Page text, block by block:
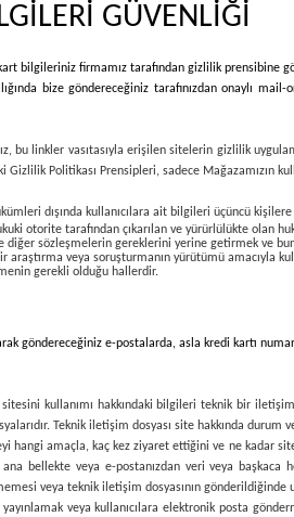
GÜVENLİĞİ
bilgileriniz firmamız tarafından gizlilik prensibine
bize göndereceğiniz tarafınızdan onaylı
bu linkler vasıtasıyla erişilen sitelerin gizlilik
Gizlilik Politikası Prensipleri, sadece
dışında kullanıcılara ait bilgileri üçüncü
otorite tarafından çıkarılan ve yürürlülükte olan
diğer sözleşmelerin gereklerini yerine getirmek ve
veya soruşturmanın yürütümü amacıyla
gerekli olduğu hallerdir.
göndereceğiniz e-postalarda, asla kredi kartı
sitesini kullanımı hakkındaki bilgileri teknik bir
Teknik iletişim dosyası site hakkında durum
amaçla, kaç kez ziyaret ettiğini ve ne kadar
bellekte veya e-postanızdan veri veya
veya teknik iletişim dosyasının
veya kullanıcılara elektronik posta